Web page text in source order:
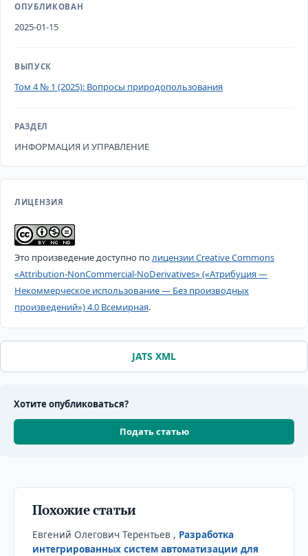
ОПУБЛИКОВАН
2025-01-15
ВЫПУСК
Том 4 № 1 (2025): Вопросы природопользования
РАЗДЕЛ
ИНФОРМАЦИЯ И УПРАВЛЕНИЕ
ЛИЦЕНЗИЯ
Это произведение доступно полицензии Creative Commons
«Attribution-NonCommercial-NoDerivatives» («Атрибуция —
Некоммерческое использование — Без производных
произведений») 4.0 Всемирная.
JATS XML
Хотите опубликоваться?
Подать статью
Похожие статьи
Евгений Олегович Терентьев , Разработка
интегрированных систем автоматизации для